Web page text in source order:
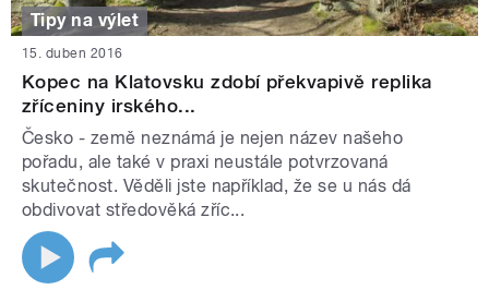
Tipy na výlet
15. duben 2016
Kopec na Klatovsku zdobí překvapivě replika
zříceniny irského...
Česko - země neznámá je nejen název našeho
pořadu, ale také v praxi neustále potvrzovaná
skutečnost. Věděli jste například, že se u nás dá
obdivovat středověká zříc...